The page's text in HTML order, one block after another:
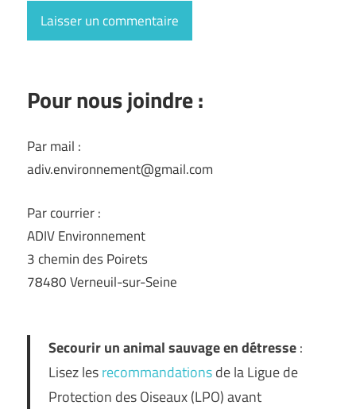
Pour nous joindre :
Par mail :
adiv.environnement@gmail.com
Par courrier :
ADIV Environnement
3 chemin des Poirets
78480 Verneuil-sur-Seine
Secourir un animal sauvage en détresse:
Lisez lesrecommandationsde la Ligue de
Protection des Oiseaux (LPO) avant